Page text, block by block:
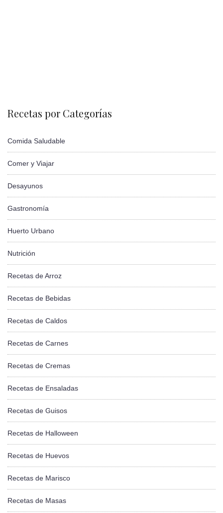
Recetas por Categorías
Comida Saludable
Comer y Viajar
Desayunos
Gastronomía
Huerto Urbano
Nutrición
Recetas de Arroz
Recetas de Bebidas
Recetas de Caldos
Recetas de Carnes
Recetas de Cremas
Recetas de Ensaladas
Recetas de Guisos
Recetas de Halloween
Recetas de Huevos
Recetas de Marisco
Recetas de Masas